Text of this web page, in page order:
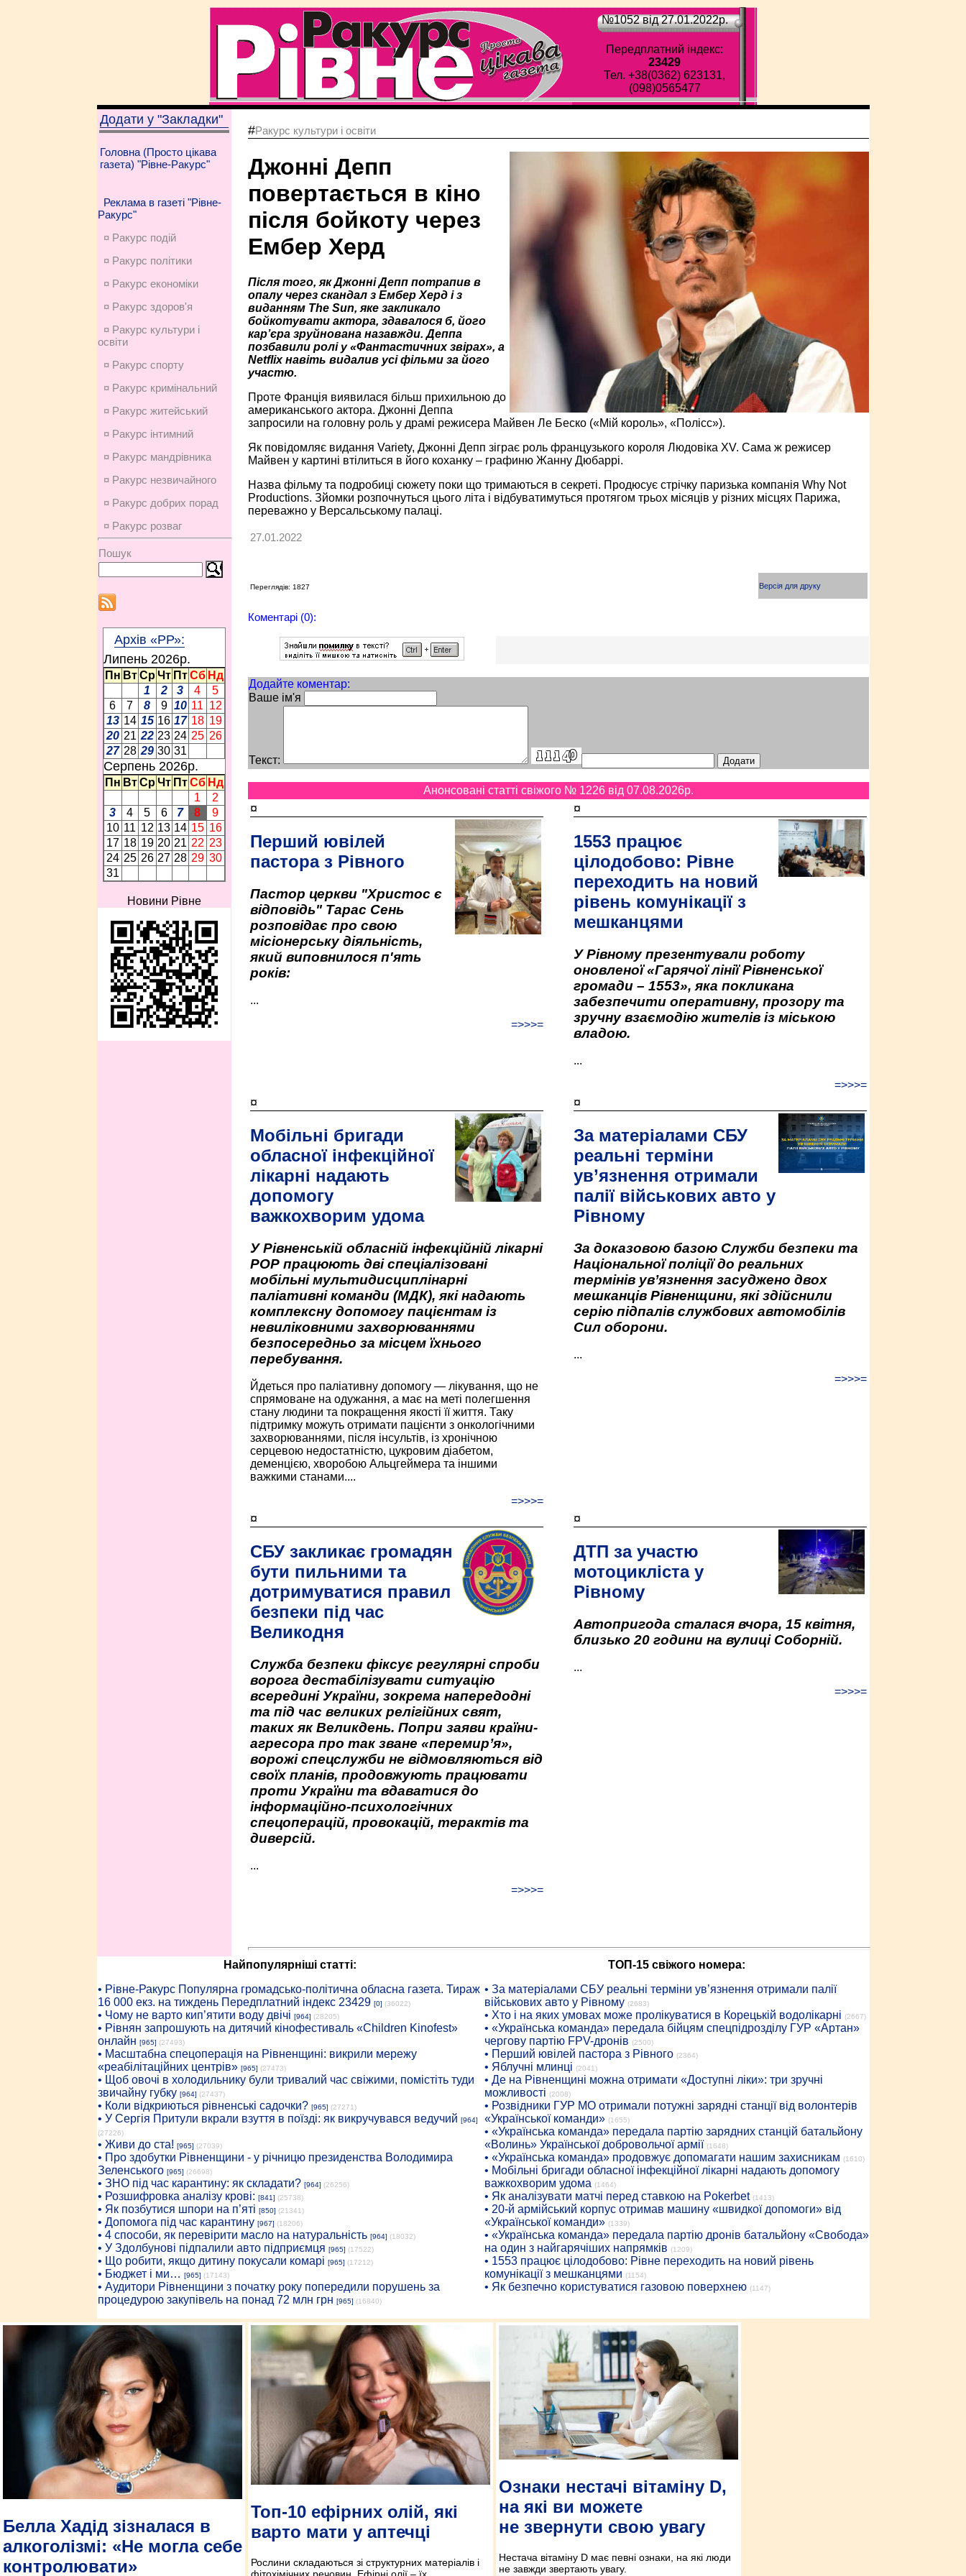
№1052 від 27.01.2022p.
Передплатний індекс:
23429
Тел. +38(0362) 623131,
(098)0565477
Додати у "Закладки"
Головна (Просто цікава
газета) "Рівне-Ракурс"
Реклама в газеті "Рівне-
Ракурс"
¤ Ракурс подій
¤ Ракурс політики
¤ Ракурс економiки
¤ Ракурс здоров'я
¤ Ракурс культури і
освіти
¤ Ракурс спорту
¤ Ракурс кримінальний
¤ Ракурс житейський
¤ Ракурс інтимний
¤ Ракурс мандрівника
¤ Ракурс незвичайного
¤ Ракурс добрих порад
¤ Ракурс розваг
Пошук
Архів «РР»:
Липень 2026p.
Пн Вт Ср Чт Пт Сб Нд
1
2 3 4
5
6
7 8 9 10 11 12
13 14 15 16 17 18 19
20 21 22 23 24 25 26
27 28 29 30 31
Серпень 2026p.
Пн Вт Ср Чт Пт Сб Нд
1
2
3
4 5 6 7 8
9
10 11 12 13 14 15 16
17 18 19 20 21 22 23
24 25 26 27 28 29 30
31
Новини Рівне
#Ракурс культури і освіти
Джонні Депп
повертається в кіно
після бойкоту через
Ембер Херд
Після того, як Джонні Депп потрапив в
опалу через скандал з Ембер Херд і з
виданням The Sun, яке закликало
бойкотувати актора, здавалося б, його
кар’єра зруйнована назавжди. Деппа
позбавили ролі у «Фантастичних звірах», а
Netflix навіть видалив усі фільми за його
участю.
Проте Франція виявилася більш прихильною до
американського актора. Джонні Деппа
запросили на головну роль у драмі режисера Майвен Ле Беско («Мій король», «Полісс»).
Як повідомляє видання Variety, Джонні Депп зіграє роль французького короля Людовіка XV. Сама ж режисер
Майвен у картині втілиться в його коханку – графиню Жанну Дюбаррі.
Назва фільму та подробиці сюжету поки що тримаються в секреті. Продюсує стрічку паризька компанія Why Not
Productions. Зйомки розпочнуться цього літа і відбуватимуться протягом трьох місяців у різних місцях Парижа,
переважно у Версальському палаці.
27.01.2022
Переглядів: 1827 Версія для друку
Коментарі (0):
Додайте коментар:
Ваше ім'я
Текст:
Анонсовані статті свіжого № 1226 від 07.08.2026p.
¤
Перший ювілей
пастора з Рівного
Пастор церкви "Христос є
відповідь" Тарас Сень
розповідає про свою
місіонерську діяльність,
який виповнилося п'ять
років:
...
=>>>=
¤
1553 працює
цілодобово: Рівне
переходить на новий
рівень комунікації з
мешканцями
У Рівному презентували роботу
оновленої «Гарячої лінії Рівненської
громади – 1553», яка покликана
забезпечити оперативну, прозору та
зручну взаємодію жителів із міською
владою.
...
=>>>=
¤
Мобільні бригади
обласної інфекційної
лікарні надають
допомогу
важкохворим удома
У Рівненській обласній інфекційній лікарні
РОР працюють дві спеціалізовані
мобільні мультидисциплінарні
паліативні команди (МДК), які надають
комплексну допомогу пацієнтам із
невиліковними захворюваннями
безпосередньо за місцем їхнього
перебування.
Йдеться про паліативну допомогу — лікування, що не
спрямоване на одужання, а має на меті полегшення
стану людини та покращення якості її життя. Таку
підтримку можуть отримати пацієнти з онкологічними
захворюваннями, після інсультів, із хронічною
серцевою недостатністю, цукровим діабетом,
деменцією, хворобою Альцгеймера та іншими
важкими станами....
=>>>=
¤
За матеріалами СБУ
реальні терміни
ув’язнення отримали
палії військових авто у
Рівному
За доказовою базою Служби безпеки та
Національної поліції до реальних
термінів ув’язнення засуджено двох
мешканців Рівненщини, які здійснили
серію підпалів службових автомобілів
Сил оборони.
...
=>>>=
¤
СБУ закликає громадян
бути пильними та
дотримуватися правил
безпеки під час
Великодня
Служба безпеки фіксує регулярні спроби
ворога дестабілізувати ситуацію
всередині України, зокрема напередодні
та під час великих релігійних свят,
таких як Великдень. Попри заяви країни-
агресора про так зване «перемир’я»,
ворожі спецслужби не відмовляються від
своїх планів, продовжують працювати
проти України та вдаватися до
інформаційно-психологічних
спецоперацій, провокацій, терактів та
диверсій.
...
=>>>=
¤
ДТП за участю
мотоцикліста у
Рівному
Автопригода сталася вчора, 15 квітня,
близько 20 години на вулиці Соборній.
...
=>>>=
Найпопулярніші статті:
• Рiвне-Ракурс Популярна громадсько-політична обласна газета. Тираж
16 000 екз. на тиждень Передплатний індекс 23429 [0] (36022)
• Чому не варто кип’ятити воду двічі [964] (28205)
• Рівнян запрошують на дитячий кінофестиваль «Children Kinofest»
онлайн [965] (27493)
• Масштабна спецоперація на Рівненщині: викрили мережу
«реабілітаційних центрів» [965] (27473)
• Щоб овочі в холодильнику були тривалий час свіжими, помістіть туди
звичайну губку [964] (27437)
• Коли відкриються рівненські садочки? [965] (27271)
• У Сергія Притули вкрали взуття в поїзді: як викручувався ведучий [964]
(27226)
• Живи до ста! [965] (27039)
• Про здобутки Рівненщини - у річницю президенства Володимира
Зеленського [965] (26698)
• ЗНО під час карантину: як складати? [964] (26256)
• Розшифровка аналізу крові: [841] (25738)
• Як позбутися шпори на п’яті [850] (21341)
• Допомога під час карантину [967] (18206)
• 4 способи, як перевірити масло на натуральність [964] (18032)
• У Здолбунові підпалили авто підприємця [965] (17522)
• Що робити, якщо дитину покусали комарі [965] (17212)
• Бюджет і ми… [965] (17143)
• Аудитори Рівненщини з початку року попередили порушень за
процедурою закупівель на понад 72 млн грн [965] (16840)
ТОП-15 свіжого номера:
• За матеріалами СБУ реальні терміни ув’язнення отримали палії
військових авто у Рівному (2683)
• Хто і на яких умовах може пролікуватися в Корецькій водолікарні (2667)
• «Українська команда» передала бійцям спецпідрозділу ГУР «Артан»
чергову партію FPV-дронів (2500)
• Перший ювілей пастора з Рівного (2364)
• Яблучні млинці (2041)
• Де на Рівненщині можна отримати «Доступні ліки»: три зручні
можливості (2008)
• Розвідники ГУР МО отримали потужні зарядні станції від волонтерів
«Української команди» (1655)
• «Українська команда» передала партію зарядних станцій батальйону
«Волинь» Української добровольчої армії (1648)
• «Українська команда» продовжує допомагати нашим захисникам (1610)
• Мобільні бригади обласної інфекційної лікарні надають допомогу
важкохворим удома (1464)
• Як аналізувати матчі перед ставкою на Pokerbet (1413)
• 20-й армійський корпус отримав машину «швидкої допомоги» від
«Української команди» (1339)
• «Українська команда» передала партію дронів батальйону «Свобода»
на один з найгарячіших напрямків (1209)
• 1553 працює цілодобово: Рівне переходить на новий рівень
комунікації з мешканцями (1154)
• Як безпечно користуватися газовою поверхнею (1147)
Белла Хадід зізналася в
алкоголізмі: «Не могла себе
контролювати»
Топ-10 ефірних олій, які
варто мати у аптечці
Рослини складаються зі структурних матеріалів і
Ознаки нестачі вітаміну D,
на які ви можете
не звернути свою увагу
Нестача вітаміну D має певні ознаки, на які люди
не завжди звертають увагу.